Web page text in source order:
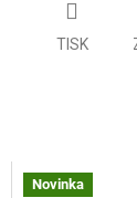
TISK
Novinka